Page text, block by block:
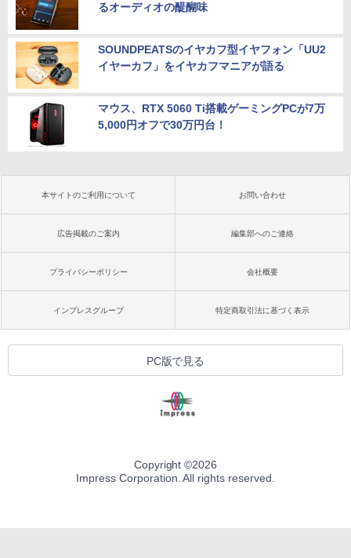
るオーディオの醍醐味
SOUNDPEATSのイヤカフ型イヤフォン「UU2
イヤーカフ」をイヤカフマニアが語る
マウス、RTX 5060 Ti搭載ゲーミングPCが7万
5,000円オフで30万円台！
本サイトのご利用について お問い合わせ
広告掲載のご案内 編集部へのご連絡
プライバシーポリシー 会社概要
インプレスグループ 特定商取引法に基づく表示
PC版で見る
Copyright ©2026
Impress Corporation. All rights reserved.